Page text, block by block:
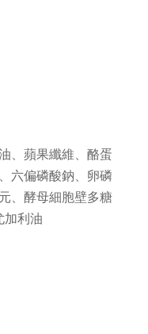
、蘋果纖維、酪蛋
六偏磷酸鈉、卵磷
、酵母細胞壁多糖
加利油